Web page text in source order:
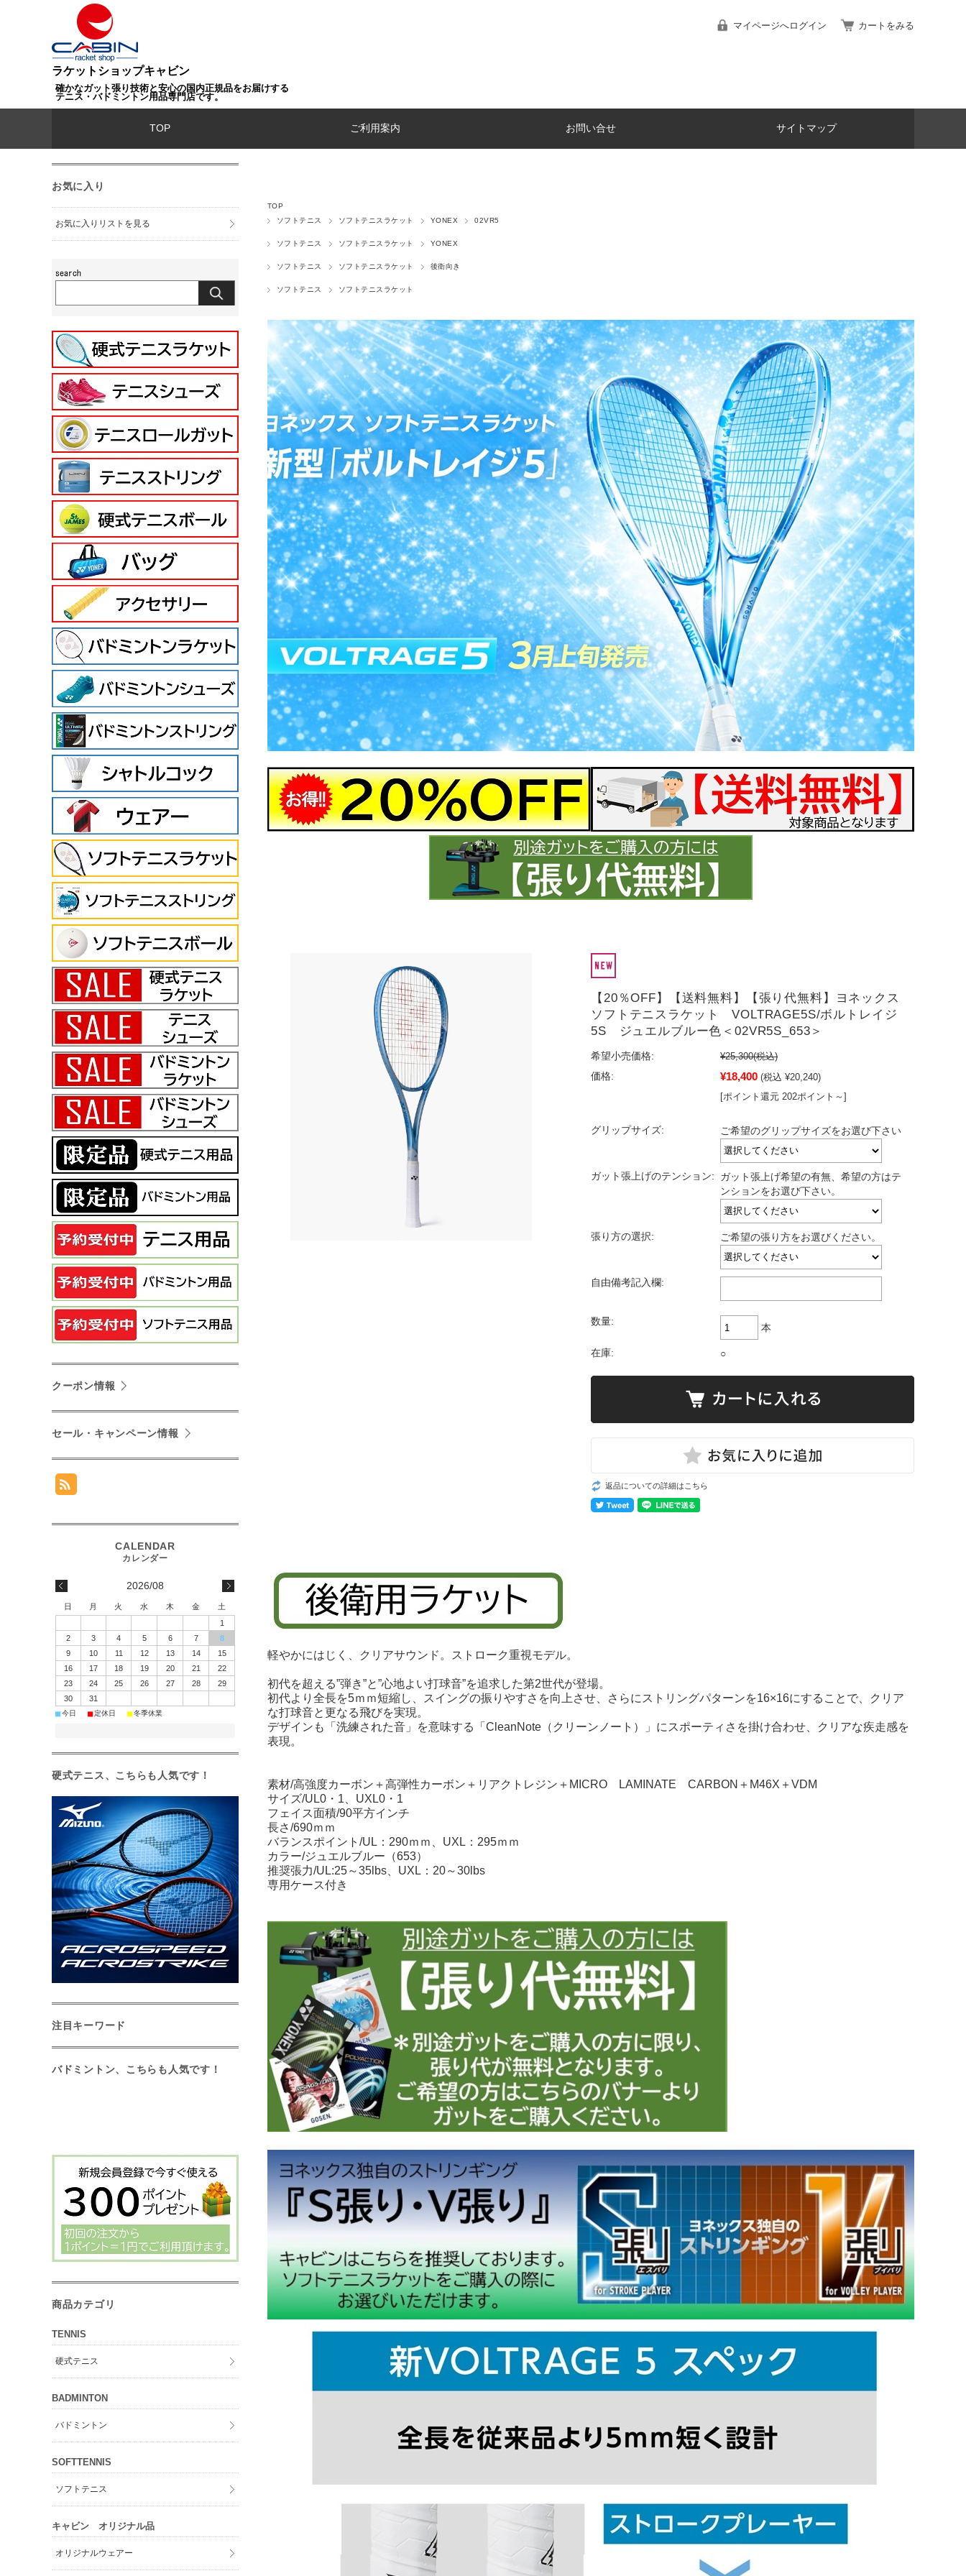
ラケットショップキャビン
確かなガット張り技術と安心の国内正規品をお届けする
テニス・バドミントン用品専門店です。
マイページへログイン カートをみる
TOP ご利用案内 お問い合せ サイトマップ
TOP
ソフトテニス
ソフトテニスラケット YONEX 02VR5
ソフトテニス ソフトテニスラケット YONEX
ソフトテニス ソフトテニスラケット 後衛向き
ソフトテニス ソフトテニスラケット
【20％OFF】【送料無料】【張り代無料】ヨネックス
ソフトテニスラケット VOLTRAGE5S/ボルトレイジ
5S ジュエルブルー色＜02VR5S_653＞
希望小売価格: ¥25,300(税込)
価格:
¥18,400 (税込 ¥20,240)
[ポイント還元 202ポイント～]
グリップサイズ: ご希望のグリップサイズをお選び下さい
ガット張上げのテンション:
ガット張上げ希望の有無、希望の方はテ
ンションをお選び下さい。
張り方の選択: ご希望の張り方をお選びください。
自由備考記入欄:
数量:
本
在庫: ○
返品についての詳細はこちら
軽やかにはじく、クリアサウンド。ストローク重視モデル。
初代を超える”弾き”と”心地よい打球音”を追求した第2世代が登場。
初代より全長を5ｍｍ短縮し、スイングの振りやすさを向上させ、さらにストリングパターンを16×16にすることで、クリア
な打球音と更なる飛びを実現。
デザインも「洗練された音」を意味する「CleanNote（クリーンノート）」にスポーティさを掛け合わせ、クリアな疾走感を
表現。
素材/高強度カーボン＋高弾性カーボン＋リアクトレジン＋MICRO LAMINATE CARBON＋M46X＋VDM
サイズ/UL0・1、UXL0・1
フェイス面積/90平方インチ
長さ/690ｍｍ
バランスポイント/UL：290ｍｍ、UXL：295ｍｍ
カラー/ジュエルブルー（653）
推奨張力/UL:25～35lbs、UXL：20～30lbs
専用ケース付き
お気に入り
お気に入りリストを見る
クーポン情報
セール・キャンペーン情報
2026/08
日 月 火 水 木 金
土
1
2
3 4 5 6 7
8
9
10 11 12 13 14
15
16
17 18 19 20 21
22
23
24 25 26 27 28
29
30
31
■今日 ■定休日 ■冬季休業
硬式テニス、こちらも人気です！
注目キーワード
バドミントン、こちらも人気です！
商品カテゴリ
TENNIS
硬式テニス
BADMINTON
バドミントン
SOFTTENNIS
ソフトテニス
キャビン オリジナル品
オリジナルウェアー